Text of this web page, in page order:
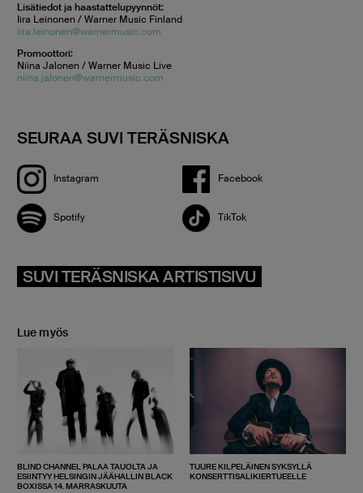
Lisätiedot ja haastattelupyynnöt:
Iira Leinonen / Warner Music Finland
iira.leinonen@warnermusic.com
Promoottori:
Niina Jalonen / Warner Music Live
niina.jalonen@warnermusic.com
SEURAA SUVI TERÄSNISKA
Instagram Facebook
Spotify TikTok
SUVI TERÄSNISKA ARTISTISIVU
Lue myös
BLIND CHANNEL PALAA TAUOLTA JA
ESIINTYY HELSINGIN JÄÄHALLIN BLACK
BOXISSA 14. MARRASKUUTA
TUURE KILPELÄINEN SYKSYLLÄ
KONSERTTISALIKIERTUEELLE